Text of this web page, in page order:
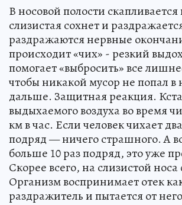
В носовой полости
слизистая сохнет и
раздражаются нервные
происходит «чих» - резкий
помогает «выбросить» все
чтобы никакой мусор не попал в
дальше. Защитная реакция.
выдыхаемого воздуха во время
км в час. Если человек чихает
подряд — ничего страшного. А
больше 10 раз подряд, это уже
Скорее всего, на слизистой носа
Организм воспринимает отек
раздражитель и пытается от